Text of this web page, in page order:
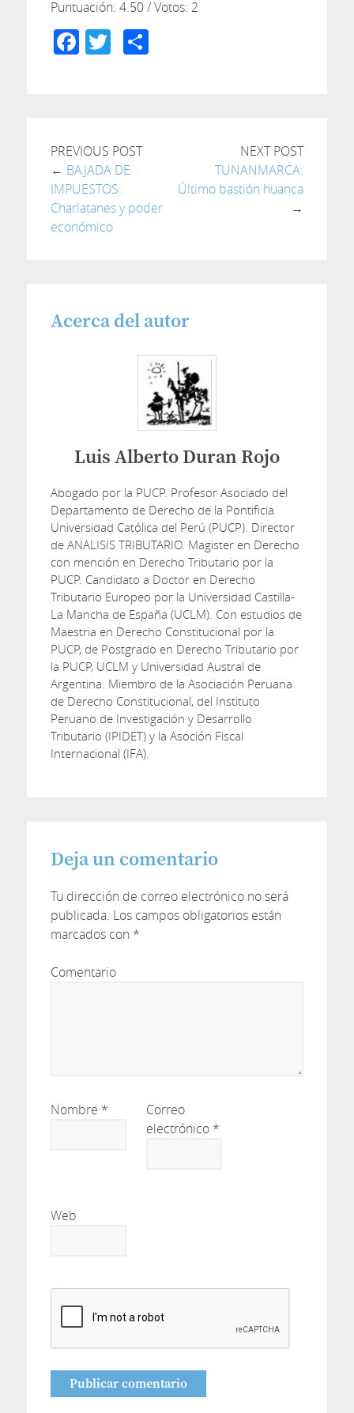
Puntuación: 4.50/ Votos: 2
Facebook
TwitterCompartir
PREVIOUS POST
← BAJADA DE
IMPUESTOS:
Charlatanes y poder
económico
NEXT POST
TUNANMARCA:
Último bastión huanca
→
Acerca del autor
Luis Alberto Duran Rojo
Abogado por la PUCP. Profesor Asociado del
Departamento de Derecho de la Pontificia
Universidad Católica del Perú (PUCP). Director
de ANALISIS TRIBUTARIO. Magister en Derecho
con mención en Derecho Tributario por la
PUCP. Candidato a Doctor en Derecho
Tributario Europeo por la Universidad Castilla-
La Mancha de España (UCLM). Con estudios de
Maestria en Derecho Constitucional por la
PUCP, de Postgrado en Derecho Tributario por
la PUCP, UCLM y Universidad Austral de
Argentina. Miembro de la Asociación Peruana
de Derecho Constitucional, del Instituto
Peruano de Investigación y Desarrollo
Tributario (IPIDET) y la Asoción Fiscal
Internacional (IFA).
Deja un comentario
Tu dirección de correo electrónico no será
publicada. Los campos obligatorios están
marcados con *
Comentario
Nombre *
Correo
electrónico *
Web